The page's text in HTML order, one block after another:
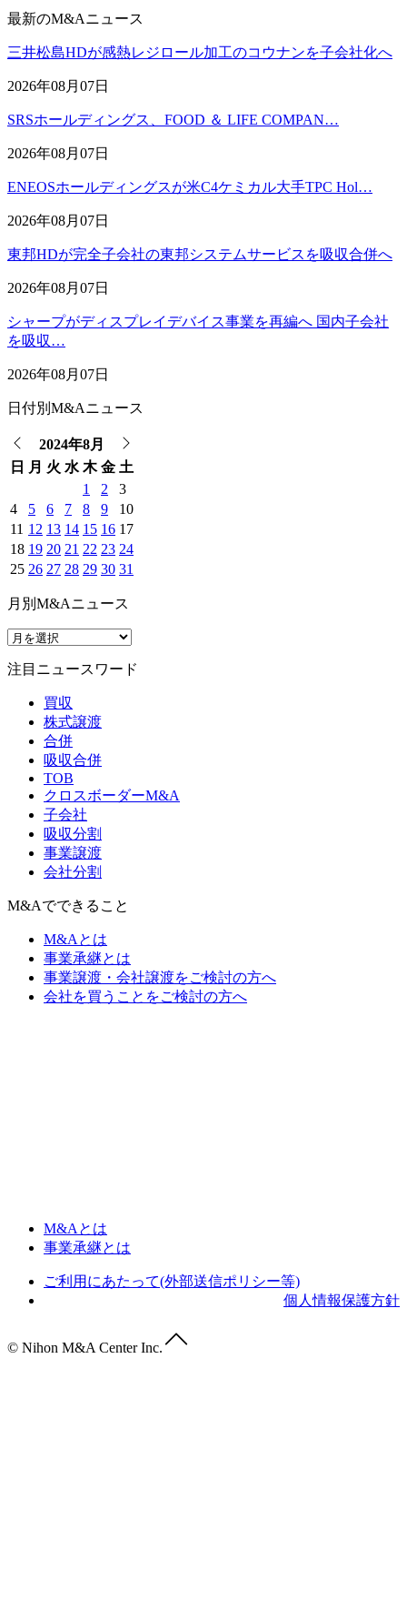
最新のM&Aニュース
三井松島HDが感熱レジロール加工のコウナンを子会社化へ
2026年08月07日
SRSホールディングス、FOOD ＆ LIFE COMPAN…
2026年08月07日
ENEOSホールディングスが米C4ケミカル大手TPC Hol…
2026年08月07日
東邦HDが完全子会社の東邦システムサービスを吸収合併へ
2026年08月07日
シャープがディスプレイデバイス事業を再編へ 国内子会社
を吸収…
2026年08月07日
日付別M&Aニュース
2024年8月
日
月 火 水 木 金 土
1
2
3
4
5 6 7 8 9
10
11 12 13 14 15 16 17
18 19 20 21 22 23 24
25 26 27 28 29 30 31
月別M&Aニュース
注目ニュースワード
買収
株式譲渡
合併
吸収合併
TOB
クロスボーダーM&A
子会社
吸収分割
事業譲渡
会社分割
M&Aでできること
M&Aとは
事業承継とは
事業譲渡・会社譲渡をご検討の方へ
会社を買うことをご検討の方へ
M&Aとは
事業承継とは
ご利用にあたって(外部送信ポリシー等)
個人情報保護方針
© Nihon M&A Center Inc.